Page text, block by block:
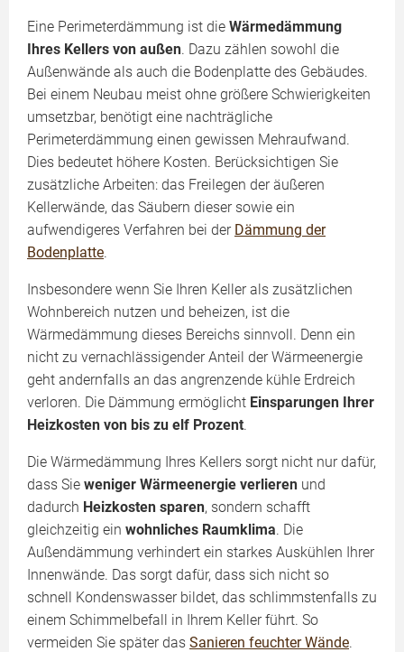
Eine Perimeterdämmung ist die Wärmedämmung
Ihres Kellers von außen. Dazu zählen sowohl die
Außenwände als auch die Bodenplatte des Gebäudes.
Bei einem Neubau meist ohne größere Schwierigkeiten
umsetzbar, benötigt eine nachträgliche
Perimeterdämmung einen gewissen Mehraufwand.
Dies bedeutet höhere Kosten. Berücksichtigen Sie
zusätzliche Arbeiten: das Freilegen der äußeren
Kellerwände, das Säubern dieser sowie ein
aufwendigeres Verfahren bei der Dämmung der
Bodenplatte.
Insbesondere wenn Sie Ihren Keller als zusätzlichen
Wohnbereich nutzen und beheizen, ist die
Wärmedämmung dieses Bereichs sinnvoll. Denn ein
nicht zu vernachlässigender Anteil der Wärmeenergie
geht andernfalls an das angrenzende kühle Erdreich
verloren. Die Dämmung ermöglicht Einsparungen Ihrer
Heizkosten von bis zu elf Prozent.
Die Wärmedämmung Ihres Kellers sorgt nicht nur dafür,
dass Sie weniger Wärmeenergie verlieren und
dadurch Heizkosten sparen, sondern schafft
gleichzeitig ein wohnliches Raumklima. Die
Außendämmung verhindert ein starkes Auskühlen Ihrer
Innenwände. Das sorgt dafür, dass sich nicht so
schnell Kondenswasser bildet, das schlimmstenfalls zu
einem Schimmelbefall in Ihrem Keller führt. So
vermeiden Sie später das Sanieren feuchter Wände.